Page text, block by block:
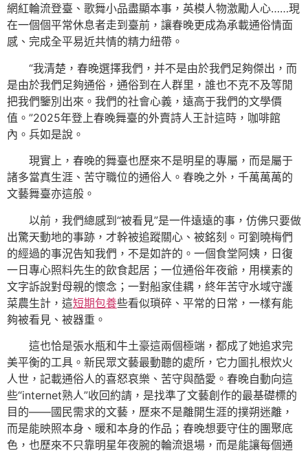
網紅輪流登臺、歌舞小品盡顯本事，英模人物激勵人心……現
在一個個平常休息者走到臺前，讓春晚更成為承載通俗情面
感、完成全平易近共情的精力紐帶。
“我清楚，春晚選擇我們，并不是由於我們足夠傑出，而
是由於我們足夠通俗，通俗到在人群里，誰也不克不及等閒
把我們鑒別出來。我們的社會心義，遠高于我們的文學價
值。”2025年登上春晚舞臺的外賣詩人王計這時，咖啡館
內。兵如是說。
現實上，春晚的舞臺也歷來不是明星的專屬，而是屬于
諸多當真生涯、苦守職位的通俗人。春晚之外，千萬萬萬的
文藝舞臺亦這般。
以前，我們總感到“被看見”是一件遠遠的事，仿佛只要做
出驚天動地的事跡，才幹被追蹤關心、被銘刻。可劉曉梅們
的經過的事況告知我們，不是如許的。一個食堂阿姨，日復
一日專心照料先生的飲食起居；一位通俗年夜爺，用樸素的
文字訴說對母親的懷念；一對船家佳耦，終年苦守水域守護
菜農生計，這短期包養些看似瑣碎、平常的日常，一樣有能
夠被看見、被器重。
這也恰是張水瓶和牛土豪這兩個極端，都成了她追求完
美平衡的工具。新民眾文藝最動聽的處所，它力圖扎根炊火
人世，記載通俗人的喜怒哀樂、苦守與酷愛。春晚自動向這
些“internet熟人”收回約請，是找準了文藝創作的最基礎標的
目的——國民需求的文藝，歷來不是離開生涯的撲朔迷離，
而是能映照本身、暖和本身的作品；春晚想要守住的團聚底
色，也歷來不只靠明星年夜腕的輪流退場，而是能讓每個通